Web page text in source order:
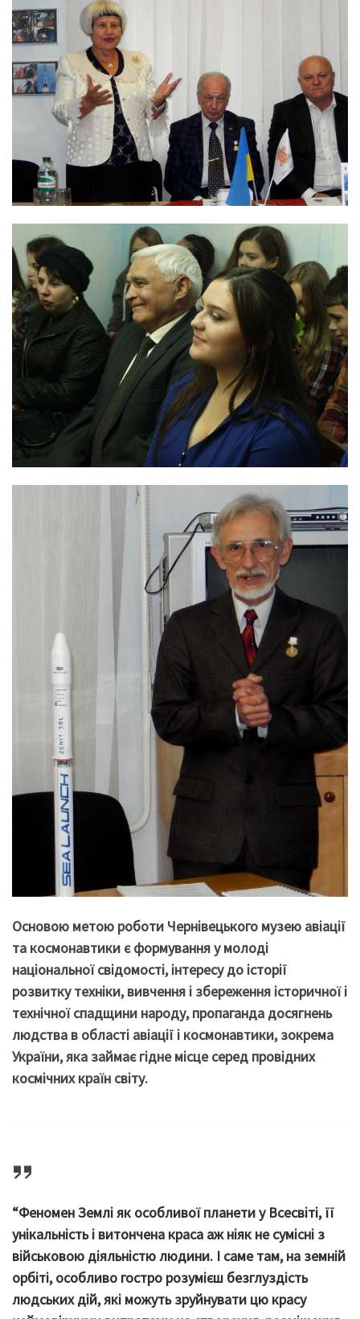
Основою метою роботи Чернівецького музею авіації
та космонавтики є формування у молоді
національної свідомості, інтересу до історії
розвитку техніки, вивчення і збереження історичної і
технічної спадщини народу, пропаганда досягнень
людства в області авіації і космонавтики, зокрема
України, яка займає гідне місце серед провідних
космічних країн світу.
“Феномен Землі як особливої планети у Всесвіті, її
унікальність і витончена краса аж ніяк не сумісні з
військовою діяльністю людини. І саме там, на земній
орбіті, особливо гостро розумієш безглуздість
людських дій, які можуть зруйнувати цю красу